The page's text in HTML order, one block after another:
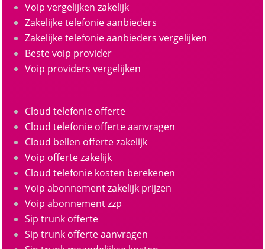
Voip vergelijken zakelijk
Zakelijke telefonie aanbieders
Zakelijke telefonie aanbieders vergelijken
Beste voip provider
Voip providers vergelijken
Cloud telefonie offerte
Cloud telefonie offerte aanvragen
Cloud bellen offerte zakelijk
Voip offerte zakelijk
Cloud telefonie kosten berekenen
Voip abonnement zakelijk prijzen
Voip abonnement zzp
Sip trunk offerte
Sip trunk offerte aanvragen